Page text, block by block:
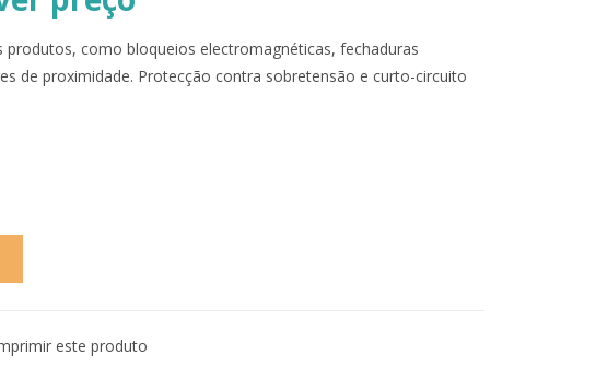
produtos, como bloqueios electromagnéticas, fechaduras
de proximidade. Protecção contra sobretensão e curto-circuito
este produto